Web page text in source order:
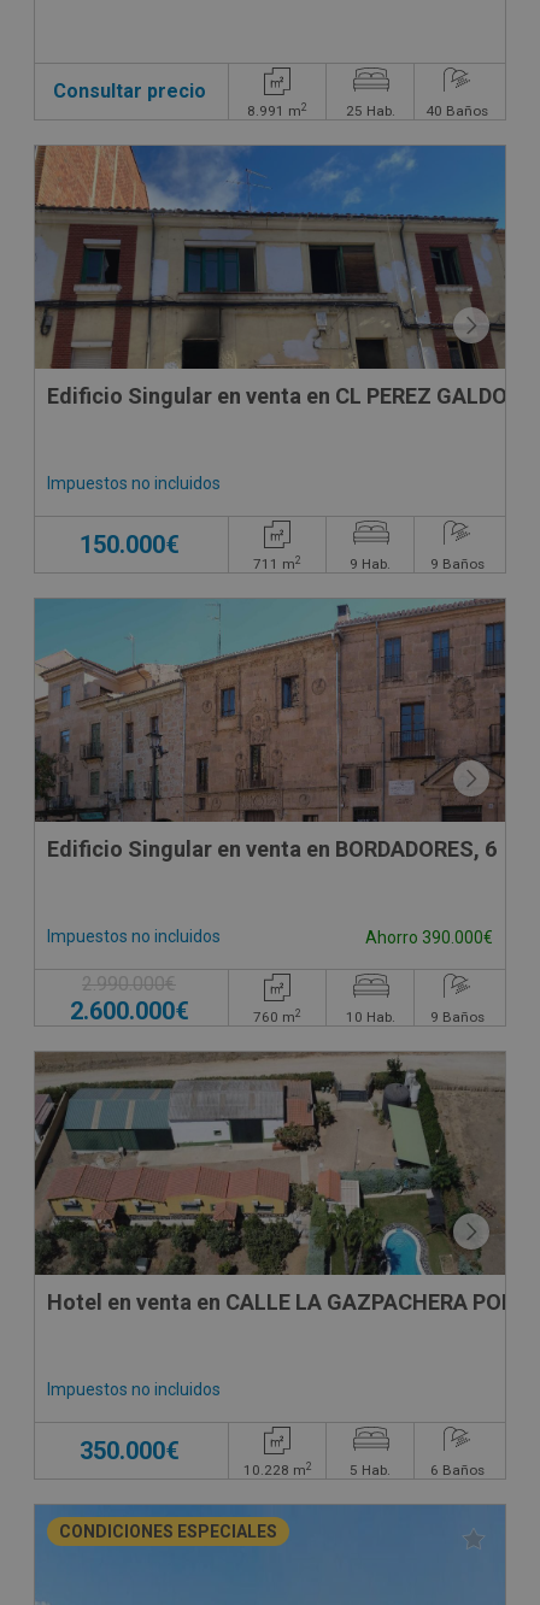
Consultar precio
8.991 m2 25 Hab. 40 Baños
CONDICIONES ESPECIALES
Edificio Singular en venta en CL PEREZ GALDOS
Impuestos no incluidos
150.000€
711 m2 9 Hab. 9 Baños
Edificio Singular en venta en BORDADORES, 6
Impuestos no incluidos Ahorro 390.000€
2.990.000€
2.600.000€ 760 m2 10 Hab. 9 Baños
Hotel en venta en CALLE LA GAZPACHERA
Impuestos no incluidos
350.000€
10.228 m2 5 Hab. 6 Baños
CONDICIONES ESPECIALES